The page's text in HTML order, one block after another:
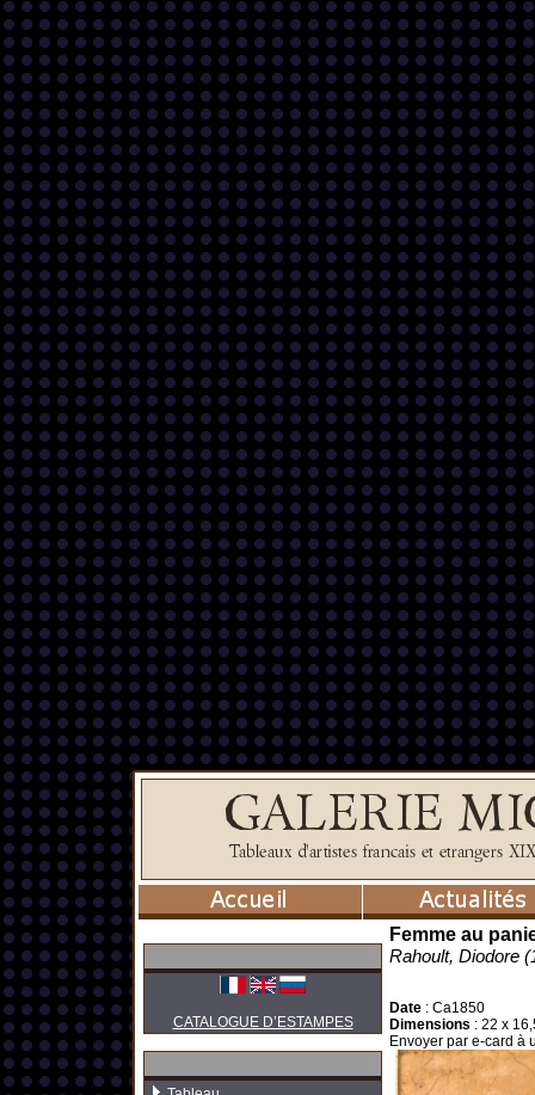
CATALOGUE D’ESTAMPES
Femme au
Rahoult, Diodore
Date : Ca1850
Dimensions : 22 x
Envoyer par e-card à